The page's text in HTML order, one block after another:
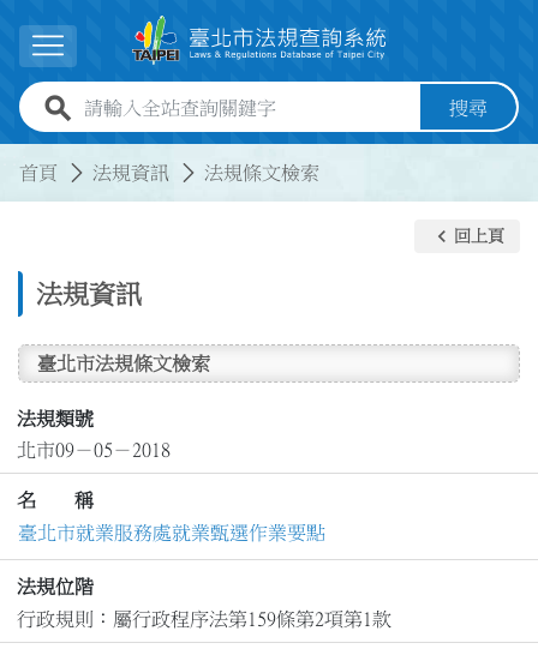
展開選單
全站查詢關鍵字欄位 搜尋
首頁 法規資訊 法規條文檢索
法規資訊
keyboard_arrow_left 回上頁
臺北市法規條文檢索
法規類號
北市09－05－2018
名 稱
臺北市就業服務處就業甄選作業要點
法規位階
行政規則：屬行政程序法第159條第2項第1款